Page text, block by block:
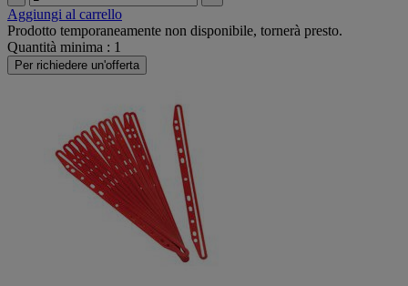
Aggiungi al carrello
Prodotto temporaneamente non disponibile, tornerà presto.
Quantità minima : 1
Per richiedere un'offerta